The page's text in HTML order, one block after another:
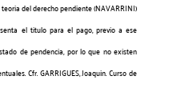
del derecho pendiente (NAVARRINI)
el titulo para el pago, previo a ese
de pendencia, por lo que no existen
Cfr. GARRIGUES, Joaquin. Curso de